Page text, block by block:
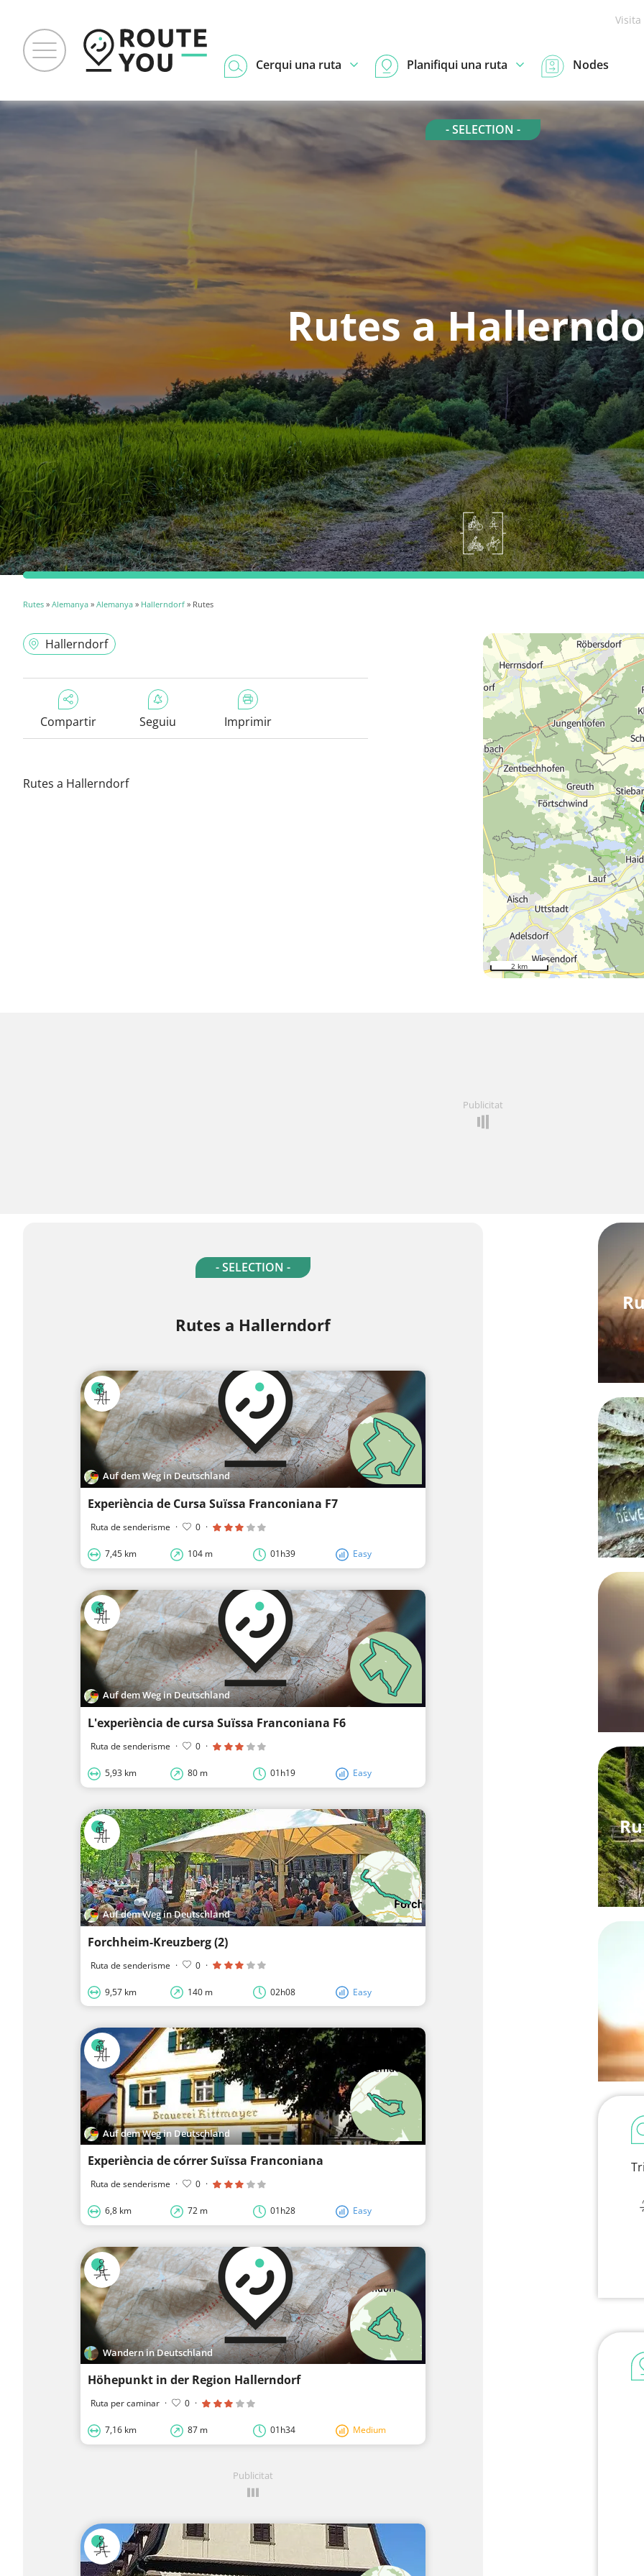
Cerqui una ruta Planifiqui una ruta Nodes
- SELECTION -
Rutes a
Rutes » Alemanya » Alemanya » Hallerndorf » Rutes
Hallerndorf
Compartir Seguiu Imprimir
Rutes a Hallerndorf
2 km
Publicitat
- SELECTION -
Rutes a Hallerndorf
Auf dem Weg in Deutschland
Experiència de Cursa Suïssa Franconiana F7
Ruta de senderisme · 0 ·
7,45 km 104 m 01h39 Easy
Auf dem Weg in Deutschland
L'experiència de cursa Suïssa Franconiana F6
Ruta de senderisme · 0 ·
5,93 km 80 m 01h19 Easy
Auf dem Weg in Deutschland
Forchheim-Kreuzberg (2)
Ruta de senderisme · 0 ·
9,57 km 140 m 02h08 Easy
Auf dem Weg in Deutschland
Experiència de córrer Suïssa Franconiana
Ruta de senderisme · 0 ·
6,8 km 72 m 01h28 Easy
Wandern in Deutschland
Höhepunkt in der Region Hallerndorf
Ruta per caminar · 0 ·
7,16 km 87 m 01h34 Medium
Publicitat